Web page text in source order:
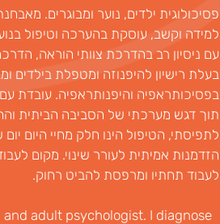
פסיכולוגית ילדים, נוער ומבוגרים.
למידה וקשב, עוסקת בהערכה וטיפול
עם ניסיון רב בהדרכת צוותי הוראה,
בעלת רישיון להיפנוזה ומטפלת בילדים
בפסיכותראפיה והיפנותראפיה. עובדת
תוך דגש מערכתי של הסביבה הביתית
לתפיסתי, הטיפול הינו חלק מחיי היום יום
הזדמנות אמיתית לעורר שינוי. מקום
לעבוד תחתיו ומרפסת להביט רחוק.
and adult psychologist. I diagnose